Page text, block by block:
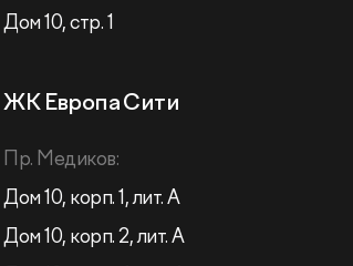
Дом 10, стр. 1
ЖК Европа Сити
Пр. Медиков:
Дом 10, корп. 1, лит. А
Дом 10, корп. 2, лит. А